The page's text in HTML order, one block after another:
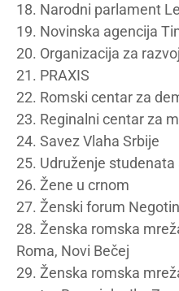
18. Narodni parlament
19. Novinska agencija
20. Organizacija za
21. PRAXIS
22. Romski centar za
23. Reginalni centar za
24. Savez Vlaha Srbije
25. Udruženje
26. Žene u crnom
27. Ženski forum Negotin
28. Ženska romska
Roma, Novi Bečej
29. Ženska romska